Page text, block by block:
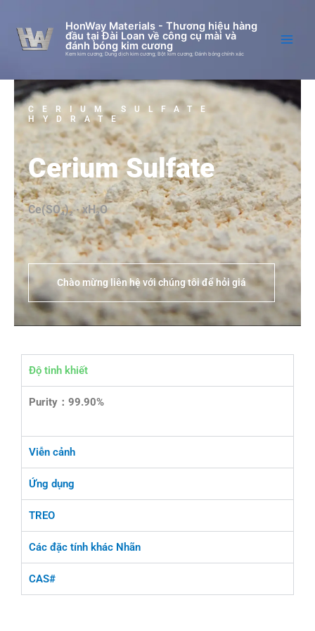
content
HonWay Materials - Thương hiệu hàng
đầu tại Đài Loan về công cụ mài và
đánh bóng kim cương
Kem kim cương; Dung dịch kim cương; Bột kim cương; Đánh bóng chính xác
CERIUM SULFATE
HYDRATE
Cerium Sulfate
Ce(SO₄)₂ · xH₂O
Chào mừng liên hệ với chúng tôi để hỏi giá
Độ tinh khiết
Purity：99.90%
Viễn cảnh
Ứng dụng
TREO
Các đặc tính khác Nhãn
CAS#